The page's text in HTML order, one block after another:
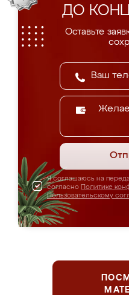
ДО
Оставьте
Я соглашаюсь на
согласно Политике
Пользовательскому